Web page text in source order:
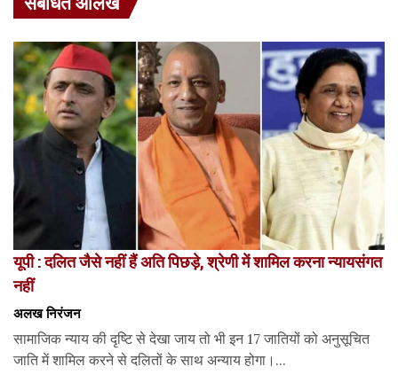
यूपी : दलित जैसे नहीं हैं अति पिछड़े, श्रेणी में शामिल करना न्यायसंगत
नहीं
अलख निरंजन
सामाजिक न्याय की दृष्टि से देखा जाय तो भी इन 17 जातियों को अनुसूचित
जाति में शामिल करने से दलितों के साथ अन्याय होगा।...